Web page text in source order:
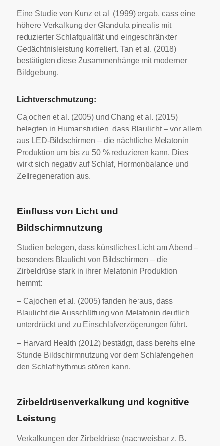
Eine Studie von Kunz et al. (1999) ergab, dass eine
höhere Verkalkung der Glandula pinealis mit
reduzierter Schlafqualität und eingeschränkter
Gedächtnisleistung korreliert. Tan et al. (2018)
bestätigten diese Zusammenhänge mit moderner
Bildgebung.
Lichtverschmutzung:
Cajochen et al. (2005) und Chang et al. (2015)
belegten in Humanstudien, dass Blaulicht – vor allem
aus LED-Bildschirmen – die nächtliche Melatonin
Produktion um bis zu 50 % reduzieren kann. Dies
wirkt sich negativ auf Schlaf, Hormonbalance und
Zellregeneration aus.
Einfluss von Licht und
Bildschirmnutzung
Studien belegen, dass künstliches Licht am Abend –
besonders Blaulicht von Bildschirmen – die
Zirbeldrüse stark in ihrer Melatonin Produktion
hemmt:
– Cajochen et al. (2005) fanden heraus, dass
Blaulicht die Ausschüttung von Melatonin deutlich
unterdrückt und zu Einschlafverzögerungen führt.
– Harvard Health (2012) bestätigt, dass bereits eine
Stunde Bildschirmnutzung vor dem Schlafengehen
den Schlafrhythmus stören kann.
Zirbeldrüsenverkalkung und kognitive
Leistung
Verkalkungen der Zirbeldrüse (nachweisbar z. B.